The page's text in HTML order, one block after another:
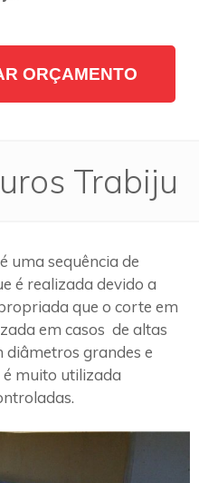
ORÇAMENTO
Trabiju
é uma sequência de
é realizada devido a
que o corte em
em casos de altas
grandes e
é muito utilizada